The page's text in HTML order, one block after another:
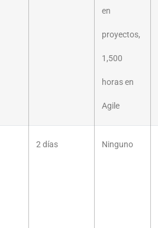
en
proyectos,
1,500
horas en
Agile
2 días Ninguno